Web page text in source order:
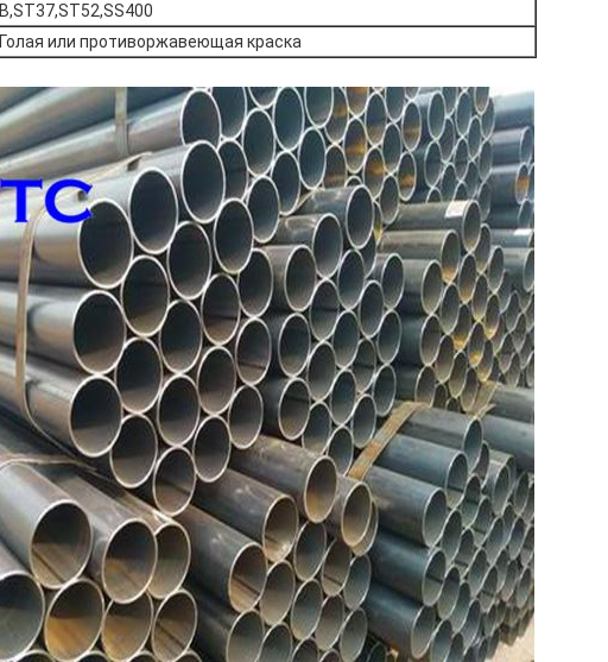
B,ST37,ST52,SS400
Голая или противоржавеющая краска